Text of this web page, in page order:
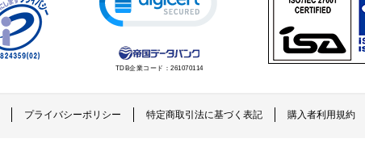
TDB企業コード： 261070114
プライバシーポリシー 特定商取引法に基づく表記 購入者利用規約